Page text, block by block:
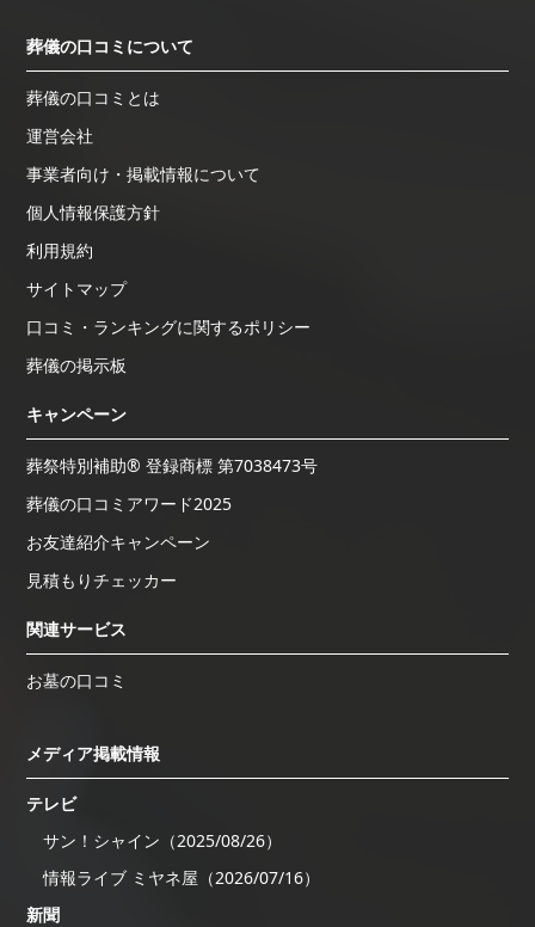
葬儀の口コミについて
葬儀の口コミとは
運営会社
事業者向け・掲載情報について
個人情報保護方針
利用規約
サイトマップ
口コミ・ランキングに関するポリシー
葬儀の掲示板
キャンペーン
葬祭特別補助® 登録商標 第7038473号
葬儀の口コミアワード2025
お友達紹介キャンペーン
見積もりチェッカー
関連サービス
お墓の口コミ
メディア掲載情報
テレビ
サン！シャイン（2025/08/26）
情報ライブ ミヤネ屋（2026/07/16）
新聞